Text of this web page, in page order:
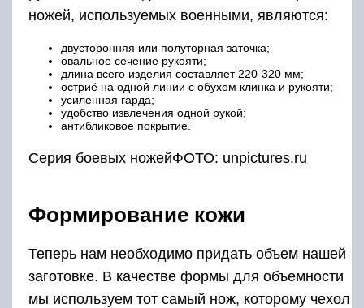
ножей, используемых военными, являются:
двусторонняя или полуторная заточка;
овальное сечение рукояти;
длина всего изделия составляет 220-320 мм;
остриё на одной линии с обухом клинка и рукояти;
усиленная гарда;
удобство извлечения одной рукой;
антибликовое покрытие.
Серия боевых ножейФОТО: unpictures.ru
Формирование кожи
Теперь нам необходимо придать объем нашей
заготовке. В качестве формы для объемности
мы используем тот самый нож, которому чехол